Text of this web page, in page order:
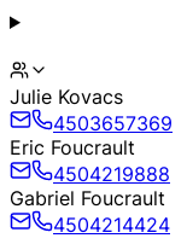
Julie Kovacs
4503657369
Eric Foucrault
4504219888
Gabriel Foucrault
4504214424